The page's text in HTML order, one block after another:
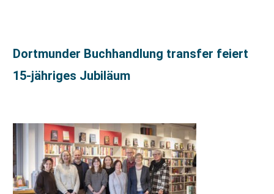
Dortmunder Buchhandlung transfer feiert
15-jähriges Jubiläum